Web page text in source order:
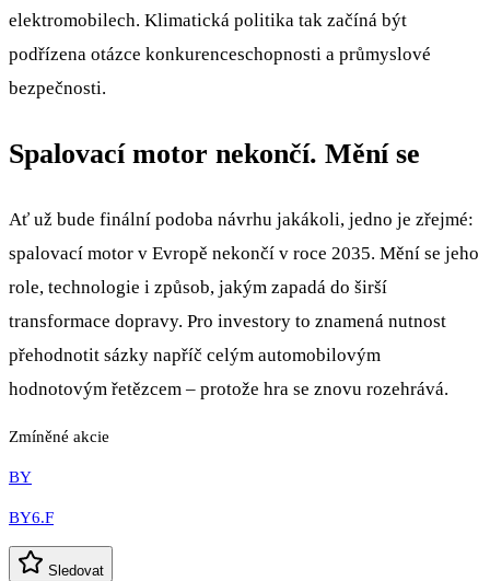
elektromobilech. Klimatická politika tak začíná být
podřízena otázce konkurenceschopnosti a průmyslové
bezpečnosti.
Spalovací motor nekončí. Mění se
Ať už bude finální podoba návrhu jakákoli, jedno je zřejmé:
spalovací motor v Evropě nekončí v roce 2035. Mění se jeho
role, technologie i způsob, jakým zapadá do širší
transformace dopravy. Pro investory to znamená nutnost
přehodnotit sázky napříč celým automobilovým
hodnotovým řetězcem – protože hra se znovu rozehrává.
Zmíněné akcie
BY
BY6.F
Sledovat